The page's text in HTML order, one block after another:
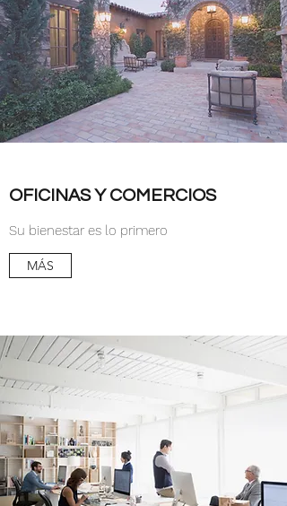
OFICINAS Y COMERCIOS
Su bienestar es lo primero
MÁS